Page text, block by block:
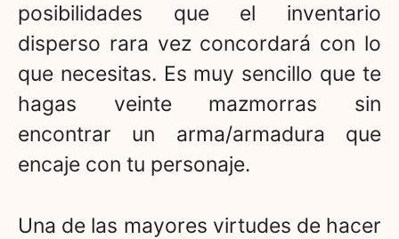
posibilidades que el inventario
disperso rara vez concordará con lo
que necesitas. Es muy sencillo que te
hagas veinte mazmorras sin
encontrar un arma/armadura que
encaje con tu personaje.
Una de las mayores virtudes de hacer